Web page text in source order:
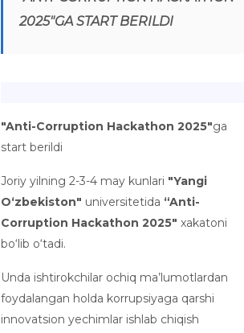
2025"GA START BERILDI
"Anti-Corruption Hackathon 2025"ga
start berildi
Joriy yilning 2-3-4 may kunlari "Yangi
O‘zbekiston" universitetida “Anti-
Corruption Hackathon 2025" xakatoni
bo‘lib o‘tadi.
Unda ishtirokchilar ochiq ma’lumotlardan
foydalangan holda korrupsiyaga qarshi
innovatsion yechimlar ishlab chiqish